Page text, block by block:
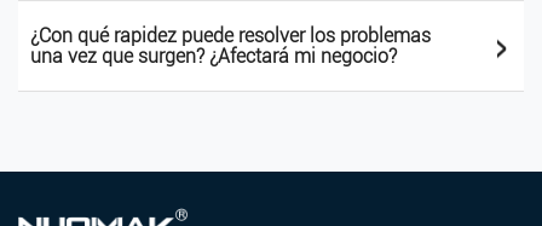
¿Con qué rapidez puede resolver los problemas
una vez que surgen? ¿Afectará mi negocio?
>